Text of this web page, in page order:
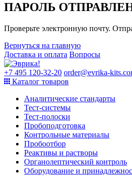
ПАРОЛЬ
Проверьте электронную почту.
Вернуться на главную
Доставка и оплата Вопросы
+7 495 120-32-20 order@evrika-
Каталог товаров
Аналитические стандарты
Тест-системы
Тест-полоски
Пробоподготовка
Контрольные материалы
Пробоотбор
Реактивы и растворы
Органолептический контроль
Оборудование и